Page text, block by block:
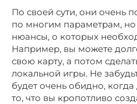
По своей сути, они очень
по многим параметрам, но
нюансы, о которых
Например, вы можете
свою карту, а потом
локальной игры. Не
будет очень обидно,
то, что вы кропотливо